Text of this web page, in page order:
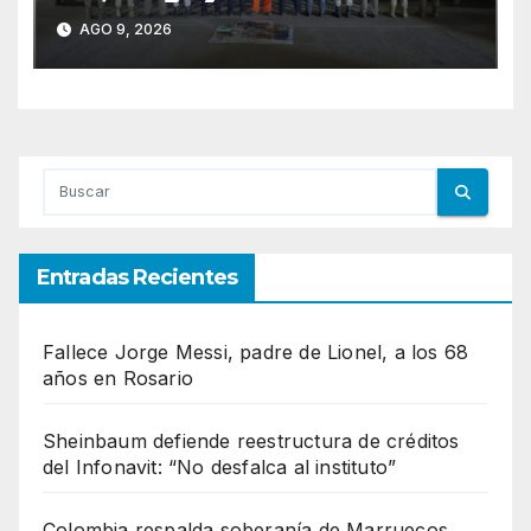
carretera de Tabasco
AGO 9, 2026
Entradas Recientes
Fallece Jorge Messi, padre de Lionel, a los 68
años en Rosario
Sheinbaum defiende reestructura de créditos
del Infonavit: “No desfalca al instituto”